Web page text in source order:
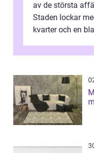
av de största
Staden lockar
kvarter och en